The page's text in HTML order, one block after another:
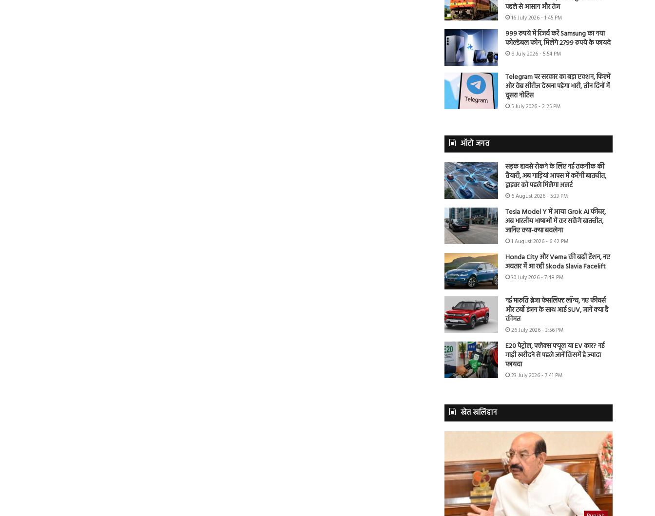
पहले से आसान और तेज
16 July 2026 - 1:45 PM
999 रुपये में रिजर्व करें Samsung का नया
फोल्डेबल फोन, मिलेंगे 2799 रुपये के फायदे
8 July 2026 - 5:54 PM
Telegram पर सरकार का बड़ा एक्शन, फिल्में
और वेब सीरीज देखना पड़ेगा भारी, तीन दिनों में
दूसरा नोटिस
5 July 2026 - 2:25 PM
ऑटो जगत
सड़क हादसे रोकने के लिए नई तकनीक की
तैयारी, अब गाड़ियां आपस में करेंगी बातचीत,
ड्राइवर को पहले मिलेगा अलर्ट
6 August 2026 - 5:33 PM
Tesla Model Y में आया Grok AI फीचर,
अब भारतीय भाषाओं में कर सकेंगे बातचीत,
जानिए क्या-क्या बदलेगा
1 August 2026 - 6:42 PM
Honda City और Verna की बढ़ी टेंशन, नए
अवतार में आ रही Skoda Slavia Facelift
30 July 2026 - 7:48 PM
नई मारुति ब्रेजा फेसलिफ्ट लॉन्च, नए फीचर्स
और टर्बो इंजन के साथ आई SUV, जानें क्या है
कीमत
26 July 2026 - 3:56 PM
E20 पेट्रोल, फ्लेक्स फ्यूल या EV कार? नई
गाड़ी खरीदने से पहले जानें किसमें है ज्यादा
फायदा
23 July 2026 - 7:41 PM
खेत खलिहान